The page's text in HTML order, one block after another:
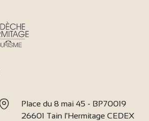
Place du 8 mai 45 - BP70019
26601 Tain l'Hermitage CEDEX